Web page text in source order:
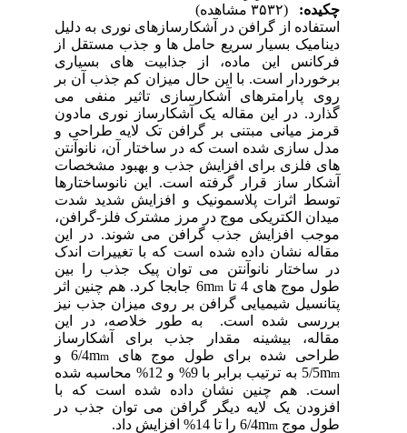
چکیده:
استفاده از گرافن در آشکارسازهای نوری به دلیل
دینامیک بسیار سریع حامل ها و جذب مستقل از
فرکانس این ماده، از جذابیت های بسیاری
برخوردار است. با این حال میزان کم جذب آن بر
روی پارامترهای آشکارسازی تاثیر منفی می
گذارد. در این مقاله یک آشکارساز نوری مادون
قرمز میانی مبتنی بر گرافن تک لایه طراحی و
مدل سازی شده است که در ساختار آن، نانوآنتن
های فلزی برای افزایش جذب و بهبود مشخصات
آشکار ساز قرار گرفته است. این نانوساختارها
توسط اثرات پلاسمونیک و افزایش شدید شدت
میدان الکتریکی موج در مرز مشترک فلز-گرافن،
موجب افزایش جذب گرافن می شوند. در این
مقاله نشان داده شده است که با تغییرات اندک
در ساختار نانوآنتن می توان پیک جذب را بین
طول موج های 4 تا
m
m6 جابجا کرد.
هم چنین اثر
پتانسیل شیمیایی گرافن بر روی میزان جذب نیز
بررسی شده است. به طور خلاصه، در این
مقاله، بیشینه مقدار جذب برای آشکارساز
طراحی شده برای طول موج هایm
m6/4 و
m
5/5 به ترتیب برابر با 9% و 12% محاسبه شده
است. هم چنین نشان داده شده است که با
افزودن یک لایه دیگر گرافن می توان جذب در
طول موجm
m6/4 را تا 14% افزایش داد.